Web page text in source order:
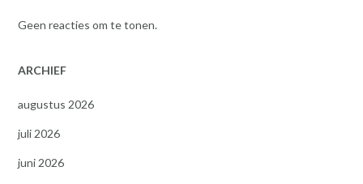
Geen reacties om te tonen.
ARCHIEF
augustus 2026
juli 2026
juni 2026